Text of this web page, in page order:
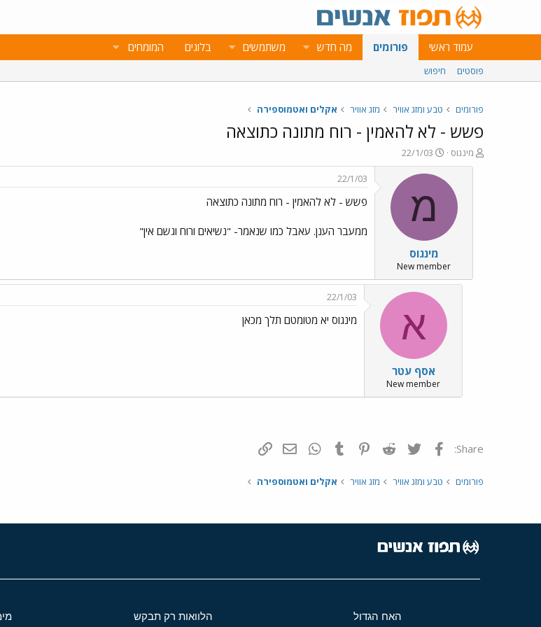
עמוד ראשי פורומים מה חדש משתמשים בלוגים המומחים
פוסטים חיפוש
פורומים טבע ומזג אוויר מזג אוויר אקלים ואטמוספירה
פשש - לא להאמין - רוח מתונה כתוצאה
פ
ו
מינגוס
פ
ו
ר
ם
ב
א
ר
י
ך
22/1/03
מ
מינגוס
New member
22/1/03
פשש - לא להאמין - רוח מתונה כתוצאה
ממעבר הענן. עאבל כמו שנאמר- "נשיאים ורוח וגשם אין"
א
אסף עטר
New member
22/1/03
מינגוס יא מטומטם תלך מכאן
Share: פייסבוק Twitter
Reddit
Pinterest
Tumblr
WhatsAppדואר אלקטרוני
פורומים טבע ומזג אוויר מזג אוויר אקלים ואטמוספירה
האח הגדול הלוואות רק תבקש